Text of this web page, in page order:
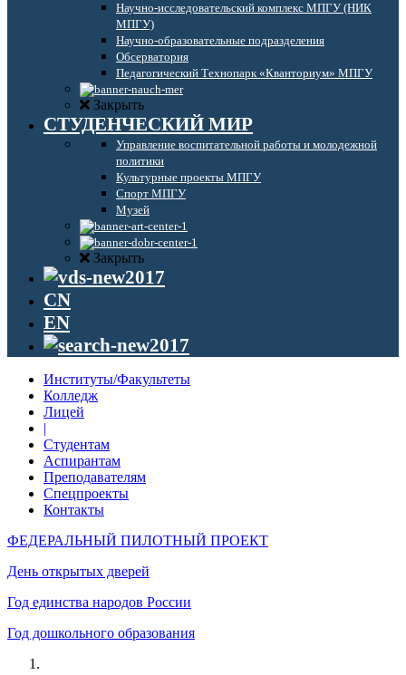
Научно-исследовательский комплекс МПГУ (НИК
МПГУ)
Научно-образовательные подразделения
Обсерватория
Педагогический Технопарк «Кванториум» МПГУ
Закрыть
СТУДЕНЧЕСКИЙ МИР
Управление воспитательной работы и молодежной
политики
Культурные проекты МПГУ
Спорт МПГУ
Музей
Закрыть
CN
EN
Институты/Факультеты
Колледж
Лицей
|
Студентам
Аспирантам
Преподавателям
Спецпроекты
Контакты
ФЕДЕРАЛЬНЫЙ ПИЛОТНЫЙ ПРОЕКТ
День открытых дверей
Год единства народов России
Год дошкольного образования